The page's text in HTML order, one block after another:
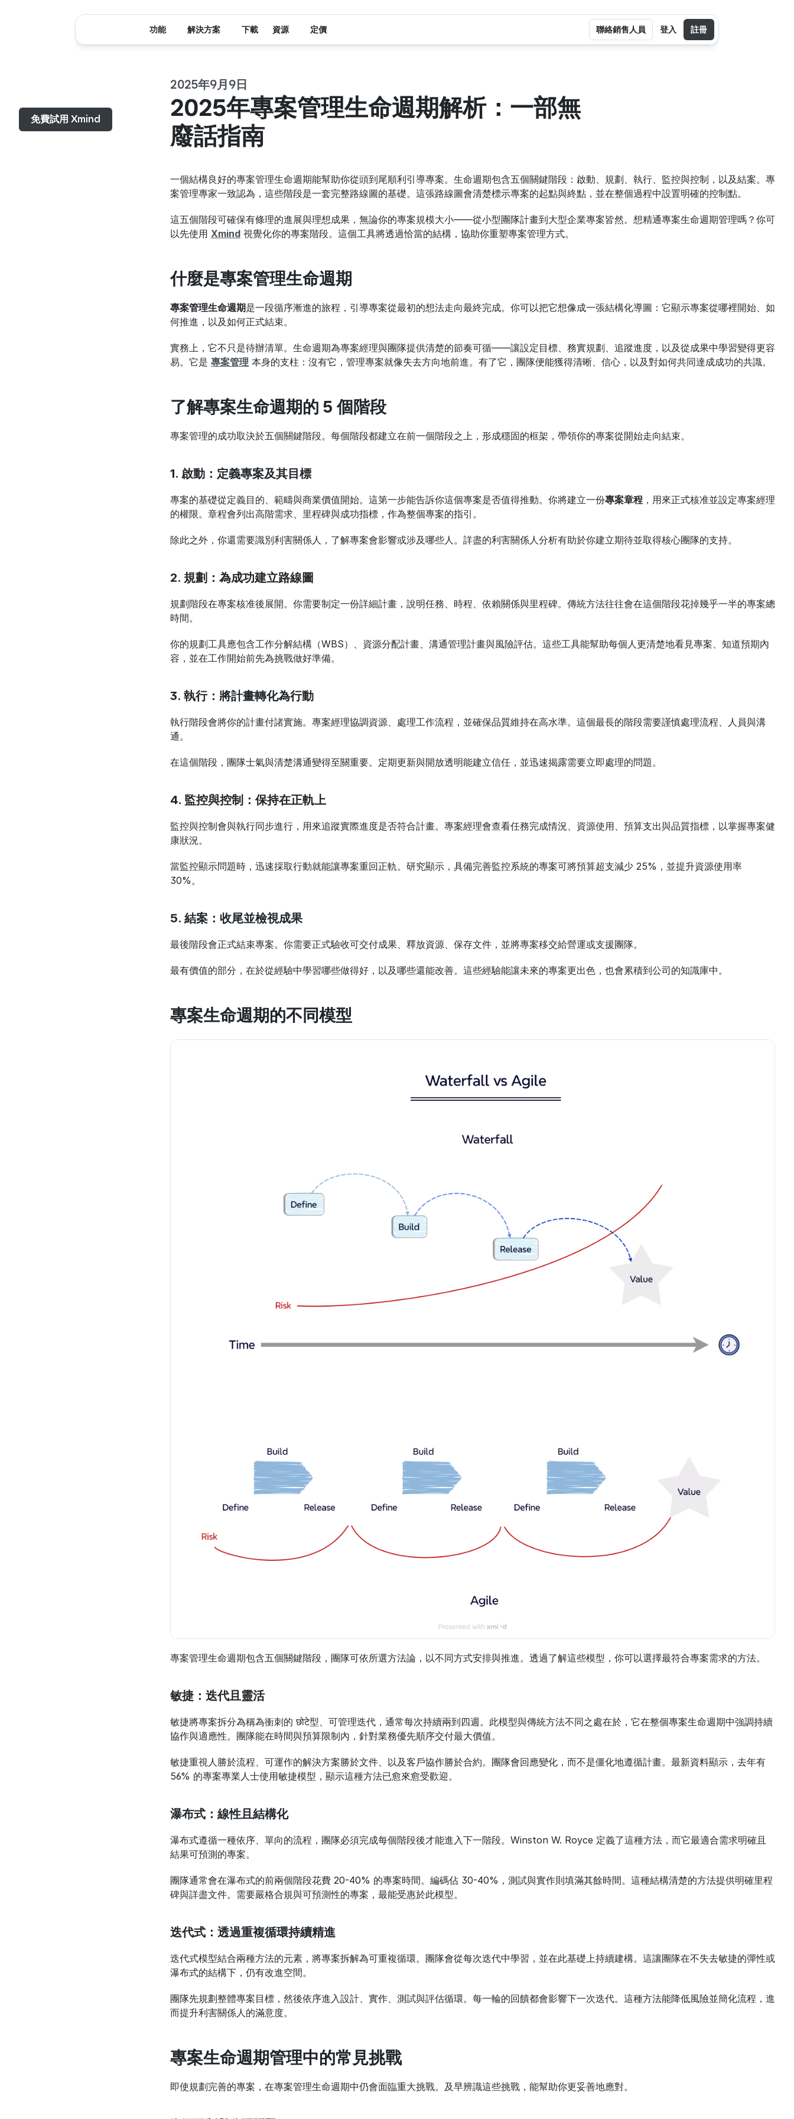
免費試用 Xmind
2025年9月9日
2025年專案管理生命週期解析：一部無
廢話指南
一個結構良好的專案管理生命週期能幫助你從頭到尾順利引導專案。生命週期包含五個關鍵階段：啟動、規劃、執行、監控與控制，以及結案。專
案管理專家一致認為，這些階段是一套完整路線圖的基礎。這張路線圖會清楚標示專案的起點與終點，並在整個過程中設置明確的控制點。
這五個階段可確保有條理的進展與理想成果，無論你的專案規模大小——從小型團隊計畫到大型企業專案皆然。想精通專案生命週期管理嗎？你可
以先使用 Xmind 視覺化你的專案階段。這個工具將透過恰當的結構，協助你重塑專案管理方式。
什麼是專案管理生命週期
專案管理生命週期是一段循序漸進的旅程，引導專案從最初的想法走向最終完成。你可以把它想像成一張結構化導圖：它顯示專案從哪裡開始、如
何推進，以及如何正式結束。
實務上，它不只是待辦清單。生命週期為專案經理與團隊提供清楚的節奏可循——讓設定目標、務實規劃、追蹤進度，以及從成果中學習變得更容
易。它是 專案管理 本身的支柱：沒有它，管理專案就像失去方向地前進。有了它，團隊便能獲得清晰、信心，以及對如何共同達成成功的共識。
了解專案生命週期的 5 個階段
專案管理的成功取決於五個關鍵階段。每個階段都建立在前一個階段之上，形成穩固的框架，帶領你的專案從開始走向結束。
1. 啟動：定義專案及其目標
專案的基礎從定義目的、範疇與商業價值開始。這第一步能告訴你這個專案是否值得推動。你將建立一份專案章程 ，用來正式核准並設定專案經理
的權限。章程會列出高階需求、里程碑與成功指標，作為整個專案的指引。
除此之外，你還需要識別利害關係人，了解專案會影響或涉及哪些人。詳盡的利害關係人分析有助於你建立期待並取得核心團隊的支持。
2. 規劃：為成功建立路線圖
規劃階段在專案核准後展開。你需要制定一份詳細計畫，說明任務、時程、依賴關係與里程碑。傳統方法往往會在這個階段花掉幾乎一半的專案總
時間。
你的規劃工具應包含工作分解結構（WBS）、資源分配計畫、溝通管理計畫與風險評估。這些工具能幫助每個人更清楚地看見專案、知道預期內
容，並在工作開始前先為挑戰做好準備。
3. 執行：將計畫轉化為行動
執行階段會將你的計畫付諸實施。專案經理協調資源、處理工作流程，並確保品質維持在高水準。這個最長的階段需要謹慎處理流程、人員與溝
通。
在這個階段，團隊士氣與清楚溝通變得至關重要。定期更新與開放透明能建立信任，並迅速揭露需要立即處理的問題。
4. 監控與控制：保持在正軌上
監控與控制會與執行同步進行，用來追蹤實際進度是否符合計畫。專案經理會查看任務完成情況、資源使用、預算支出與品質指標，以掌握專案健
康狀況。
當監控顯示問題時，迅速採取行動就能讓專案重回正軌。研究顯示，具備完善監控系統的專案可將預算超支減少 25%，並提升資源使用率
30%。
5. 結案：收尾並檢視成果
最後階段會正式結束專案。你需要正式驗收可交付成果、釋放資源、保存文件，並將專案移交給營運或支援團隊。
最有價值的部分，在於從經驗中學習哪些做得好，以及哪些還能改善。這些經驗能讓未來的專案更出色，也會累積到公司的知識庫中。
專案生命週期的不同模型
專案管理生命週期包含五個關鍵階段，團隊可依所選方法論，以不同方式安排與推進。透過了解這些模型，你可以選擇最符合專案需求的方法。
敏捷：迭代且靈活
敏捷將專案拆分為稱為衝刺的 छोटे型、可管理迭代，通常每次持續兩到四週。此模型與傳統方法不同之處在於，它在整個專案生命週期中強調持續
協作與適應性。團隊能在時間與預算限制內，針對業務優先順序交付最大價值。
敏捷重視人勝於流程、可運作的解決方案勝於文件、以及客戶協作勝於合約。團隊會回應變化，而不是僵化地遵循計畫。最新資料顯示，去年有
56% 的專案專業人士使用敏捷模型，顯示這種方法已愈來愈受歡迎。
瀑布式：線性且結構化
瀑布式遵循一種依序、單向的流程，團隊必須完成每個階段後才能進入下一階段。Winston W. Royce 定義了這種方法，而它最適合需求明確且
結果可預測的專案。
團隊通常會在瀑布式的前兩個階段花費 20-40% 的專案時間。編碼佔 30-40%，測試與實作則填滿其餘時間。這種結構清楚的方法提供明確里程
碑與詳盡文件。需要嚴格合規與可預測性的專案，最能受惠於此模型。
迭代式：透過重複循環持續精進
迭代式模型結合兩種方法的元素，將專案拆解為可重複循環。團隊會從每次迭代中學習，並在此基礎上持續建構。這讓團隊在不失去敏捷的彈性或
瀑布式的結構下，仍有改進空間。
團隊先規劃整體專案目標，然後依序進入設計、實作、測試與評估循環。每一輪的回饋都會影響下一次迭代。這種方法能降低風險並簡化流程，進
而提升利害關係人的滿意度。
專案生命週期管理中的常見挑戰
即使規劃完善的專案，在專案管理生命週期中仍會面臨重大挑戰。及早辨識這些挑戰，能幫助你更妥善地應對。
功能 解決方案 下載 資源 定價 聯絡銷售人員 登入 註冊